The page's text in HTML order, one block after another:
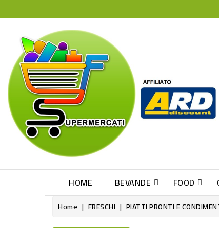
HOME BEVANDE FOOD
Home FRESCHI PIATTI PRONTI E